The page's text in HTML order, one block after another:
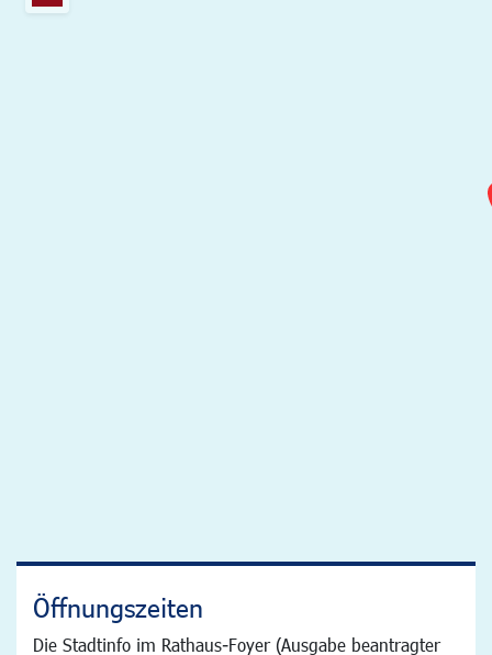
Öffnungszeiten
Die Stadtinfo im Rathaus-Foyer (Ausgabe beantragter